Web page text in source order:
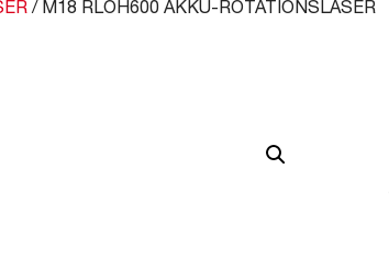
/ M18 RLOH600 AKKU-ROTATIONSLASER